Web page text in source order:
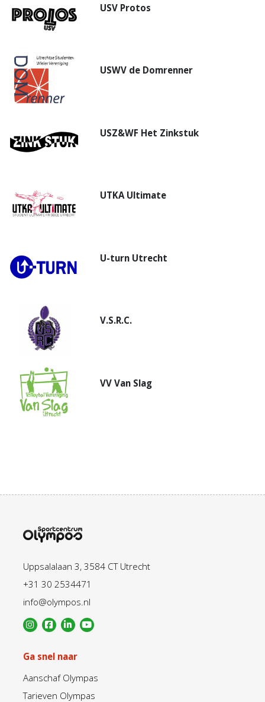
USV Protos
USWV de Domrenner
USZ&WF Het Zinkstuk
UTKA Ultimate
U-turn Utrecht
V.S.R.C.
VV Van Slag
Uppsalalaan 3, 3584 CT Utrecht
+31 30 2534471
info@olympos.nl
Ga snel naar
Aanschaf Olympas
Tarieven Olympas